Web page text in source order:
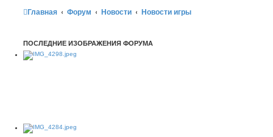
н
ы
и
Главная
Форум Новости Новости игры
ПОСЛЕДНИЕ ИЗОБРАЖЕНИЯ ФОРУМА